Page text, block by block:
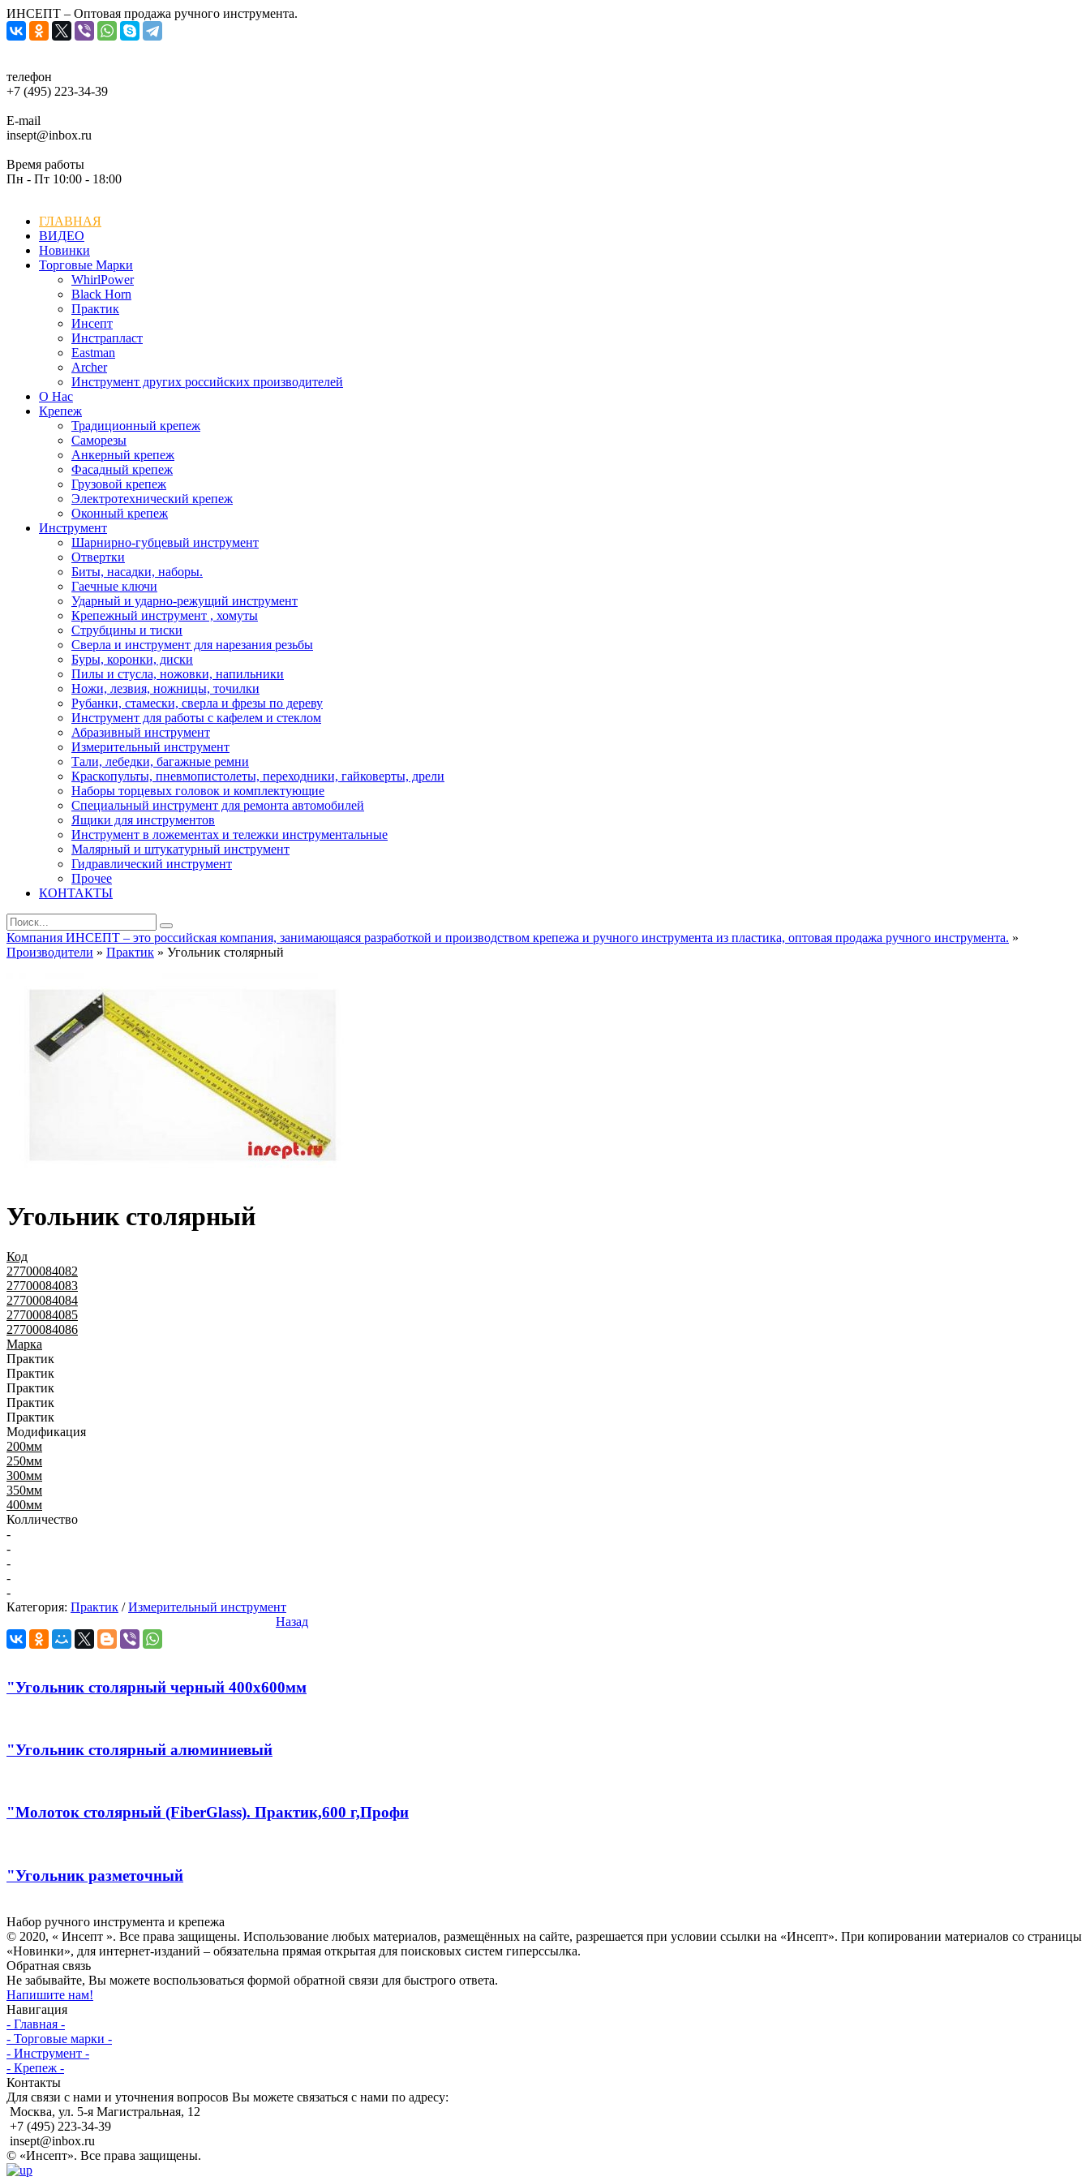
ИНСЕПТ – Оптовая продажа ручного инструмента.
телефон
+7 (495) 223-34-39
E-mail
insept@inbox.ru
Время работы
Пн - Пт 10:00 - 18:00
ГЛАВНАЯ
ВИДЕО
Новинки
Торговые Марки
WhirlPower
Black Horn
Практик
Инсепт
Инстрапласт
Eastman
Archer
Инструмент других российских производителей
О Нас
Крепеж
Традиционный крепеж
Саморезы
Анкерный крепеж
Фасадный крепеж
Грузовой крепеж
Электротехнический крепеж
Оконный крепеж
Инструмент
Шарнирно-губцевый инструмент
Отвертки
Биты, насадки, наборы.
Гаечные ключи
Ударный и ударно-режущий инструмент
Крепежный инструмент , хомуты
Струбцины и тиски
Сверла и инструмент для нарезания резьбы
Буры, коронки, диски
Пилы и стусла, ножовки, напильники
Ножи, лезвия, ножницы, точилки
Рубанки, стамески, сверла и фрезы по дереву
Инструмент для работы с кафелем и стеклом
Абразивный инструмент
Измерительный инструмент
Тали, лебедки, багажные ремни
Краскопульты, пневмопистолеты, переходники, гайковерты, дрели
Наборы торцевых головок и комплектующие
Специальный инструмент для ремонта автомобилей
Ящики для инструментов
Инструмент в ложементах и тележки инструментальные
Малярный и штукатурный инструмент
Гидравлический инструмент
Прочее
КОНТАКТЫ
Компания ИНСЕПТ – это российская компания, занимающаяся разработкой и производством крепежа и ручного инструмента из пластика, оптовая продажа ручного инструмента. »
Производители » Практик » Угольник столярный
Угольник столярный
Код
27700084082
27700084083
27700084084
27700084085
27700084086
Марка
Практик
Практик
Практик
Практик
Практик
Модификация
200мм
250мм
300мм
350мм
400мм
Колличество
-
-
-
-
-
Категория: Практик /Измерительный инструмент
Назад
"Угольник столярный черный 400х600мм
"Угольник столярный алюминиевый
"Молоток столярный (FiberGlass). Практик,600 г,Профи
"Угольник разметочный
Набор ручного инструмента и крепежа
© 2020, « Инсепт ». Все права защищены. Использование любых материалов, размещённых на сайте, разрешается при условии ссылки на «Инсепт». При копировании материалов со страницы
«Новинки», для интернет-изданий – обязательна прямая открытая для поисковых систем гиперссылка.
Обратная связь
Не забывайте, Вы можете воспользоваться формой обратной связи для быстрого ответа.
Напишите нам!
Навигация
- Главная -
- Торговые марки -
- Инструмент -
- Крепеж -
Контакты
Для связи с нами и уточнения вопросов Вы можете связаться с нами по адресу:
Москва, ул. 5-я Магистральная, 12
+7 (495) 223-34-39
insept@inbox.ru
© «Инсепт». Все права защищены.